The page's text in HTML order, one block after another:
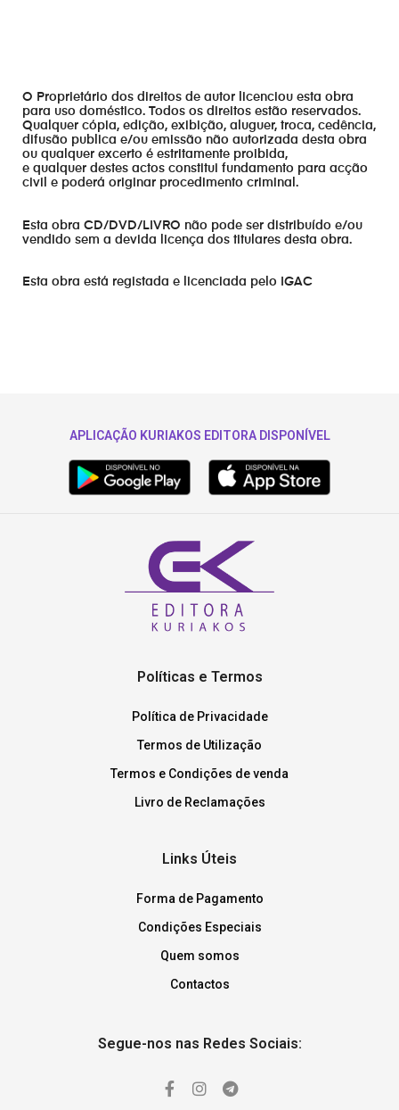
O Proprietário dos direitos de autor licenciou esta obra
para uso doméstico. Todos os direitos estão reservados.
Qualquer cópia, edição, exibição, aluguer, troca, cedência,
difusão publica e/ou emissão não autorizada desta obra
ou qualquer excerto é estritamente proibida,
e qualquer destes actos constitui fundamento para acção
civil e poderá originar procedimento criminal.
Esta obra CD/DVD/LIVRO não pode ser distribuído e/ou
vendido sem a devida licença dos titulares desta obra.
Esta obra está registada e licenciada pelo IGAC
APLICAÇÃO KURIAKOS EDITORA DISPONÍVEL
Políticas e Termos
Política de Privacidade
Termos de Utilização
Termos e Condições de venda
Livro de Reclamações
Links Úteis
Forma de Pagamento
Condições Especiais
Quem somos
Contactos
Segue-nos nas Redes Sociais: